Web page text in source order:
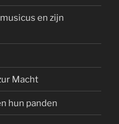
en zijn
Macht
hun panden